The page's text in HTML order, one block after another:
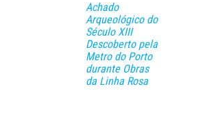
Achado
Arqueológico do
Século XIII
Descoberto pela
Metro do Porto
durante Obras
da Linha Rosa